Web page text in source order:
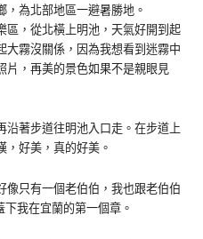
為北部地區一避暑勝地。
，從北橫上明池，天氣好開到起
大霧沒關係，因為我想看到迷霧中
片，再美的景色如果不是親眼見
沿著步道往明池入口走。在步道上
好美，真的好美。
像只有一個老伯伯，我也跟老伯伯
我在宜蘭的第一個章。